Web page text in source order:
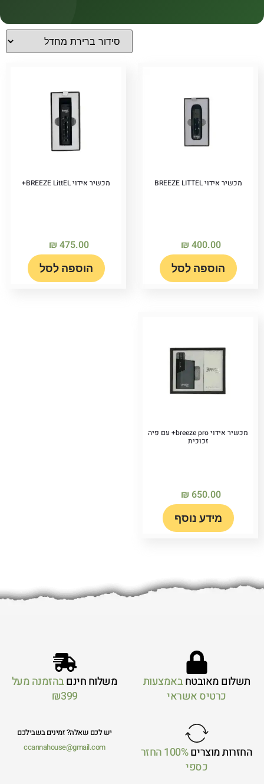
מכשיר אידוי BREEZE LITTEL
₪ 400.00
הוספה לסל
מכשיר אידוי BREEZE LittEL+
₪ 475.00
הוספה לסל
מכשיר אידוי breeze pro+ עם פיה
זכוכית
₪ 650.00
מידע נוסף
תשלום מאובטחבאמצעות
כרטיס אשראי
משלוח חינםבהזמנה מעל
₪399
החזרות מוצרים
100% החזר
כספי
יש לכם שאלה? זמינים בשבילכם
ccannahouse@gmail.com